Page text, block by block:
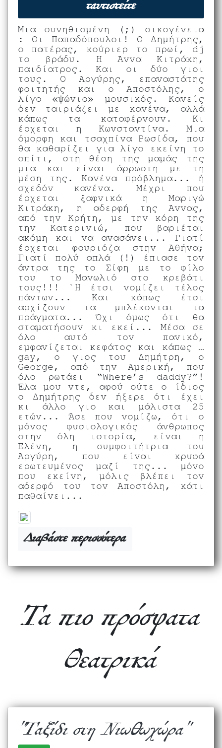
ταυτιστείτε
Μια συνηθισμένη (;) οικογένεια
: Οι Παπαδόπουλοι! Ο Δημήτρης,
ο πατέρας, κούριερ το πρωί, dj
το βράδυ. Η Αννα Κιτράκη,
παιδίατρος. Και οι δύο γιοι
τους. Ο Αργύρης, επαναστάτης
φοιτητής και ο Αποστόλης, ο
λίγο «ψώνιο» μουσικός. Κανείς
δεν ταιριάζει με κανένα, αλλά
κάπως τα καταφέρνουν. Κι
έρχεται η Κωνσταντίνα. Μια
όμορφη και τσαχπίνα Ρωσίδα, που
θα καθαρίζει για λίγο εκείνη το
σπίτι, στη θέση της μαμάς της
μια και είναι άρρωστη με τη
μέση της. Κανένα πρόβλημα... ή
σχεδόν κανένα. Μέχρι που
έρχεται ξαφνικά η Μαριγώ
Κιτράκη, η αδερφή της Αννας,
από την Κρήτη, με την κόρη της
την Κατερινιώ, που βαριέται
ακόμη και να ανασάνει... Γιατί
έρχεται φουριόζα στην Αθήνα;
Γιατί πολύ απλά (!) έπιασε τον
άντρα της το Σίφη με το φίλο
του το Μανωλιό στο κρεβάτι
τους!!! `Η έτσι νομίζει τέλος
πάντων... Και κάπως έτσι
αρχίζουν τα μπλέκονται τα
πράγματα... Όχι όμως ότι θα
σταματήσουν κι εκεί... Μέσα σε
όλο αυτό τον πανικό,
εμφανίζεται κεφάτος και κάπως …
gay, ο γιος του Δημήτρη, ο
George, από την Αμερική, που
όλο ρωτάει “Where’s daddy?”!
Έλα μου ντε, αφού ούτε ο ίδιος
ο Δημήτρης δεν ήξερε ότι έχει
κι άλλο γιο και μάλιστα 25
ετών... Άσε που νομίζω, ότι ο
μόνος φυσιολογικός άνθρωπος
στην όλη ιστορία, είναι η
Ελένη, η συμφοιτήτρια του
Αργύρη, που είναι κρυφά
ερωτευμένος μαζί της... μόνο
που εκείνη, μόλις βλέπει τον
αδερφό του τον Αποστόλη, κάτι
παθαίνει...
Διαβάστε περισσότερα
Τα πιο πρόσφατα
Θεατρικά
"Ταξίδι στη Νιωθωχώρα"